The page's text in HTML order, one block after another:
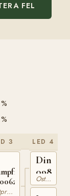
FEL
3
Ostpreussare
LED 4
Dingo
Ostpreussare